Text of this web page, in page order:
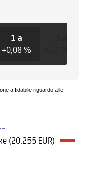
1 a
+0,08 %
affidabile riguardo alle
(20,255 EUR)